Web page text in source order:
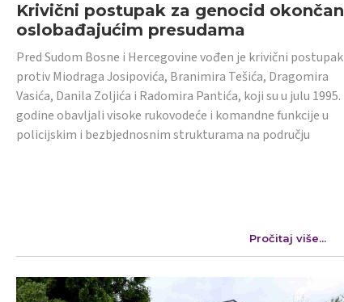
Krivični postupak za genocid okončan
oslobađajućim presudama
Pred Sudom Bosne i Hercegovine vođen je krivični postupak
protiv Miodraga Josipovića, Branimira Tešića, Dragomira
Vasića, Danila Zoljića i Radomira Pantića, koji su u julu 1995.
godine obavljali visoke rukovodeće i komandne funkcije u
policijskim i bezbjednosnim strukturama na području
Pročitaj više...